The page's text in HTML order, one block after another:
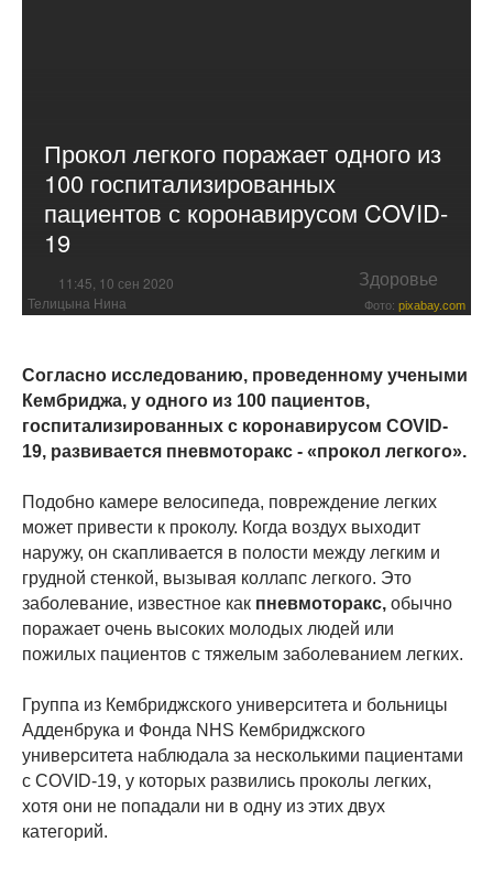
Прокол легкого поражает одного из
100 госпитализированных
пациентов с коронавирусом COVID-
19
11:45, 10 сен 2020 Здоровье
Телицына Нина Фото: pixabay.com
Согласно исследованию, проведенному учеными
Кембриджа, у одного из 100 пациентов,
госпитализированных с коронавирусом COVID-
19, развивается пневмоторакс - «прокол легкого».
Подобно камере велосипеда, повреждение легких
может привести к проколу. Когда воздух выходит
наружу, он скапливается в полости между легким и
грудной стенкой, вызывая коллапс легкого. Это
заболевание, известное как пневмоторакс, обычно
поражает очень высоких молодых людей или
пожилых пациентов с тяжелым заболеванием легких.
Группа из Кембриджского университета и больницы
Адденбрука и Фонда NHS Кембриджского
университета наблюдала за несколькими пациентами
с COVID-19, у которых развились проколы легких,
хотя они не попадали ни в одну из этих двух
категорий.